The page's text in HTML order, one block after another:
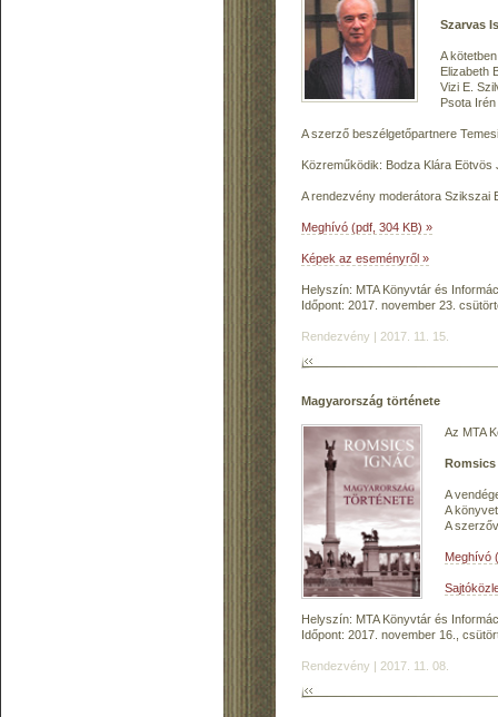
Szarvas
A
Elizabeth
Vizi E.
Psota
A szerző beszélgetőpartnere
Közreműködik: Bodza Klára
A rendezvény moderátora Szikszai
Meghívó (pdf, 304 KB) »
Képek az eseményről »
Helyszín: MTA Könyvtár és
Időpont: 2017. november 23.
Rendezvény | 2017. 11. 15.
Magyarország története
Az MTA
A
A
A
Meghívó
Helyszín: MTA Könyvtár és
Időpont: 2017. november 16.,
Rendezvény | 2017. 11. 08.